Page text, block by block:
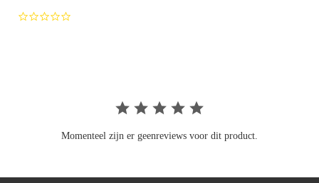
Momenteel zijn er geenreviews voor dit product.